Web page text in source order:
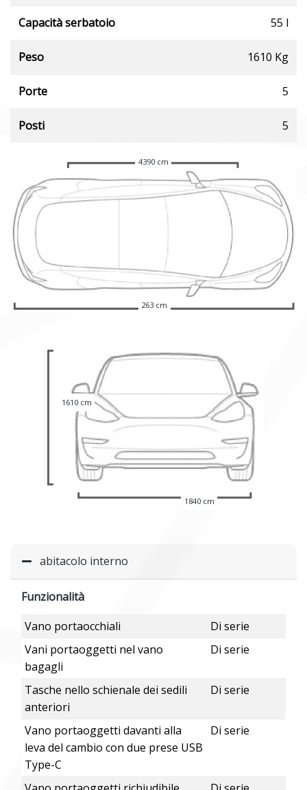
Capacità serbatoio 55 l
Peso 1610 Kg
Porte 5
Posti 5
4390 cm
263 cm
1610 cm
1840 cm
abitacolo interno
Funzionalità
Vano portaocchiali
Di serie
Vani portaoggetti nel vano
bagagli
Di serie
Tasche nello schienale dei sedili
anteriori
Di serie
Vano portaoggetti davanti alla
leva del cambio con due prese USB
Type-C
Di serie